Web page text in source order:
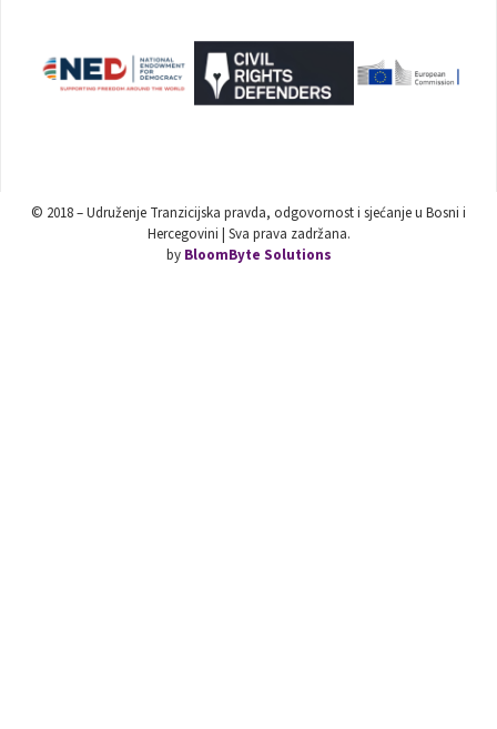
© 2018 – Udruženje Tranzicijska pravda, odgovornost i sjećanje u Bosni i
Hercegovini | Sva prava zadržana.
by BloomByte Solutions